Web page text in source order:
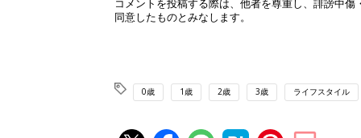
0歳 1歳 2歳 3歳 ライフスタイル